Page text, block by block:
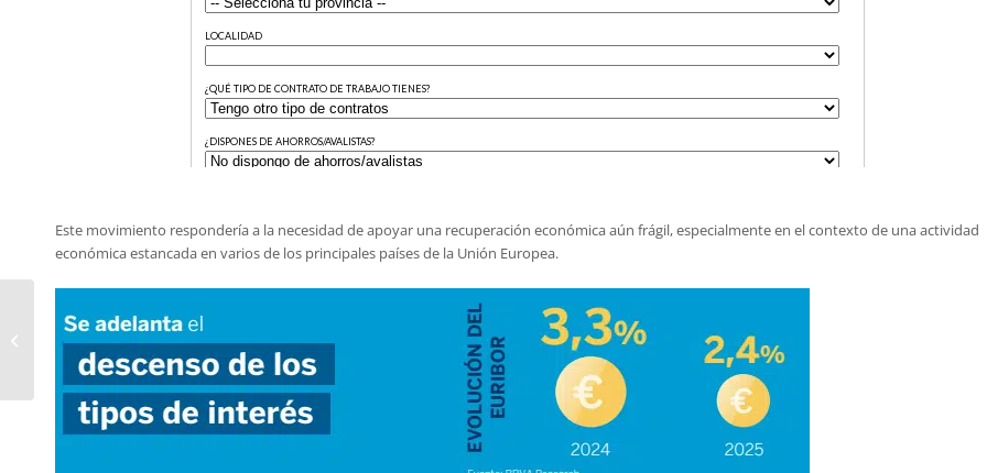
Este movimiento respondería a la necesidad de apoyar una recuperación económica aún frágil, especialmente en el contexto de una actividad
económica estancada en varios de los principales países de la Unión Europea.
¿Qué es una hipoteca
REDAL?